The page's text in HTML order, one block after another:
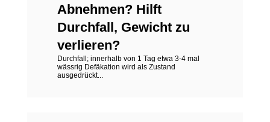
Abnehmen? Hilft
Durchfall, Gewicht zu
verlieren?
Durchfall; innerhalb von 1 Tag etwa 3-4 mal
wässrig Defäkation wird als Zustand
ausgedrückt...